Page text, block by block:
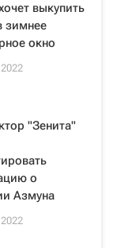
выкупить
зимнее
окно
"Зенита"
о
Азмуна